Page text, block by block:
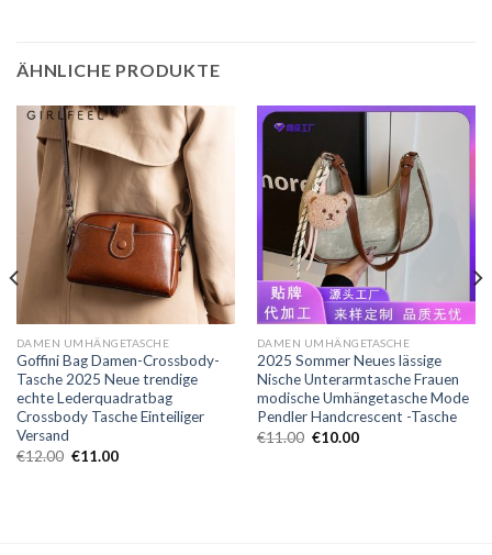
ÄHNLICHE PRODUKTE
DAMEN UMHÄNGETASCHE
Goffini Bag Damen-Crossbody-
Tasche 2025 Neue trendige
echte Lederquadratbag
Crossbody Tasche Einteiliger
Versand
€12.00 €11.00
DAMEN UMHÄNGETASCHE
2025 Sommer Neues lässige
Nische Unterarmtasche Frauen
modische Umhängetasche Mode
Pendler Handcrescent -Tasche
€11.00 €10.00